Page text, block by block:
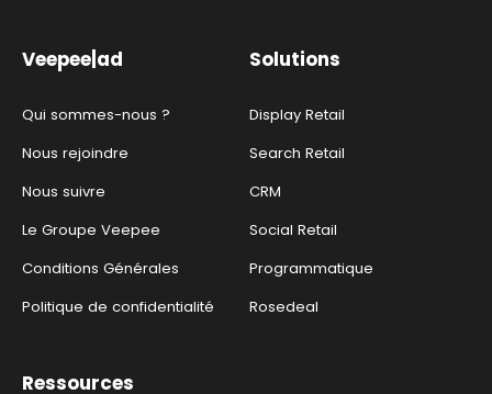
Veepee|ad
Qui sommes-nous ?
Nous rejoindre
Nous suivre
Le Groupe Veepee
Conditions Générales
Politique de confidentialité
Solutions
Display Retail
Search Retail
CRM
Social Retail
Programmatique
Rosedeal
Ressources